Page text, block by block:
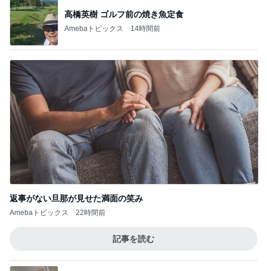
高橋英樹 ゴルフ前の焼き魚定食
Amebaトピックス 14時間前
返事がない旦那が見せた満面の笑み
Amebaトピックス 22時間前
記事を読む